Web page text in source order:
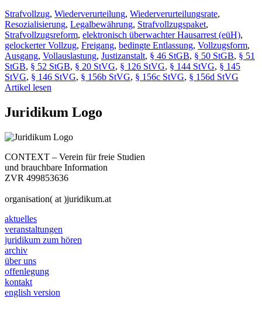
Strafvollzug, Wiederverurteilung, Wiederverurteilungsrate,
Resozialisierung, Legalbewährung, Strafvollzugspaket,
Strafvollzugsreform, elektronisch überwachter Hausarrest (eüH),
gelockerter Vollzug, Freigang, bedingte Entlassung, Vollzugsform,
Ausgang, Vollauslastung, Justizanstalt, § 46 StGB, § 50 StGB, § 51
StGB, § 52 StGB, § 20 StVG, § 126 StVG, § 144 StVG, § 145
StVG, § 146 StVG, § 156b StVG, § 156c StVG, § 156d StVG
Artikel lesen
Juridikum Logo
CONTEXT – Verein für freie Studien
und brauchbare Information
ZVR 499853636
organisation( at )juridikum.at
aktuelles
veranstaltungen
juridikum zum hören
archiv
über uns
offenlegung
kontakt
english version